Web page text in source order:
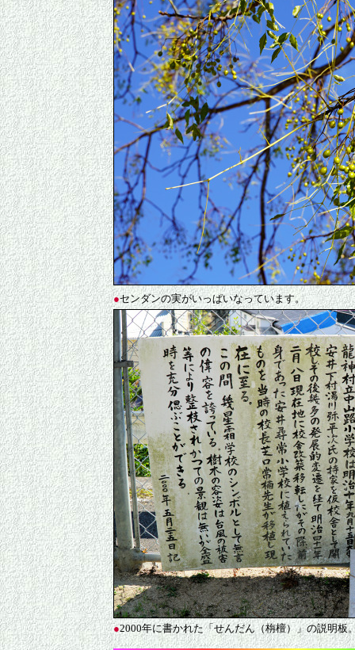
●センダンの実がいっぱいなっています。
●2000年に書かれた「せんだん（栴檀）」の説明板